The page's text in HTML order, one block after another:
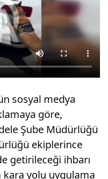
sosyal medya
göre,
Şube Müdürlüğü
ekiplerince
getirileceği ihbarı
kara yolu uygulama